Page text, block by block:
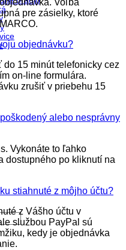
Voľba
pre zásielky, ktoré
objednávku?
15 minút telefonicky cez
on-line formulára.
zrušiť v priebehu 15
alebo nesprávny
Vykonáte to ľahko
dostupného po kliknutí na
stiahnuté z môjho účtu?
z Vášho účtu v
službou PayPal sú
kedy je objednávka